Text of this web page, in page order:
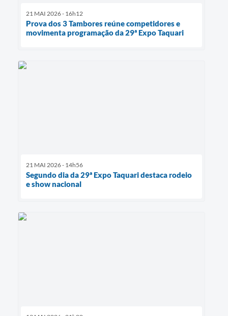
21 MAI 2026 - 16h12
Prova dos 3 Tambores reúne competidores e
movimenta programação da 29ª Expo Taquari
21 MAI 2026 - 14h56
Segundo dia da 29ª Expo Taquari destaca rodeio
e show nacional